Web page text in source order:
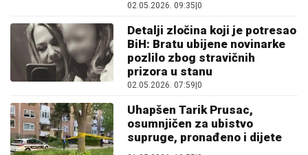
02.05.2026. 09:35 0
Detalji zločina koji je potresao
BiH: Bratu ubijene novinarke
pozlilo zbog stravičnih
prizora u stanu
02.05.2026. 07:59 0
Uhapšen Tarik Prusac,
osumnjičen za ubistvo
supruge, pronađeno i dijete